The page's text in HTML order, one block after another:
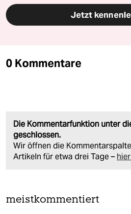
Jetzt
0 Kommentare
Die Kommentarfunktion unter
geschlossen.
Wir öffnen die
Artikeln für etwa drei Tage –
meistkommentiert